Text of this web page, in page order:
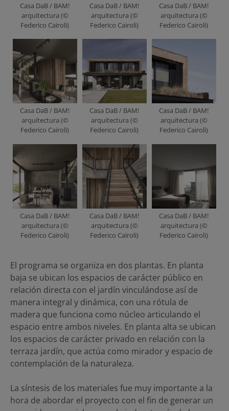
Casa DaB / BAM!
arquitectura (©
Federico Cairoli)
Casa DaB / BAM!
arquitectura (©
Federico Cairoli)
Casa DaB / BAM!
arquitectura (©
Federico Cairoli)
Casa DaB / BAM!
arquitectura (©
Federico Cairoli)
Casa DaB / BAM!
arquitectura (©
Federico Cairoli)
Casa DaB / BAM!
arquitectura (©
Federico Cairoli)
Casa DaB / BAM!
arquitectura (©
Federico Cairoli)
Casa DaB / BAM!
arquitectura (©
Federico Cairoli)
Casa DaB / BAM!
arquitectura (©
Federico Cairoli)
El programa se organiza en dos plantas. En planta
baja se ubican los espacios de carácter público en
relación directa con el jardín vinculándose así de
manera integral y dinámica, con una rótula de
madera que funciona como núcleo articulando el
espacio entre ambos niveles. En planta alta se ubican
los espacios de carácter privado en relación con la
terraza jardín, que actúa como mirador y espacio de
contemplación de la naturaleza.
La síntesis de los materiales fue muy importante a la
hora de abordar el proyecto con el fin de generar un